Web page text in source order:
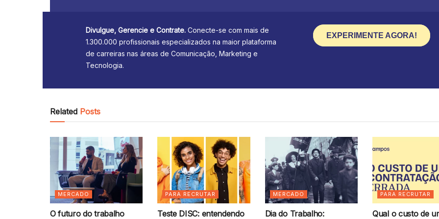
Divulgue, Gerencie e Contrate. Conecte-se com mais de
1.300.000 profissionais especializados na maior plataforma
de carreiras nas áreas de Comunicação, Marketing e
Tecnologia.
EXPERIMENTE AGORA!
Related Posts
MERCADO
O futuro do trabalho
PARA RECRUTAR
Teste DISC: entendendo
MERCADO
Dia do Trabalho:
PARA RECRUTAR
Qual o custo de